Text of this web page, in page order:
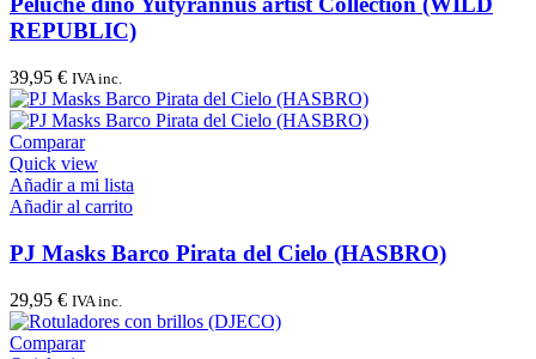
REPUBLIC)
39,95 € IVA inc.
Comparar
Quick view
Añadir a mi lista
Añadir al carrito
PJ Masks Barco Pirata del Cielo (HASBRO)
29,95 € IVA inc.
Comparar